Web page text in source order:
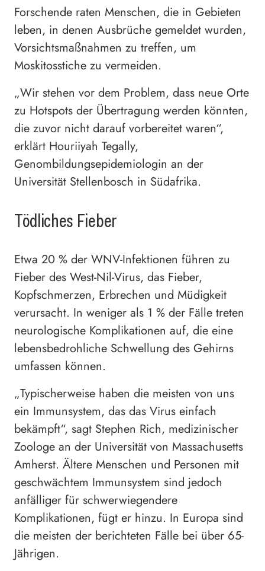
Forschende raten Menschen, die in Gebieten
leben, in denen Ausbrüche gemeldet wurden,
Vorsichtsmaßnahmen zu treffen, um
Moskitosstiche zu vermeiden.
„Wir stehen vor dem Problem, dass neue Orte
zu Hotspots der Übertragung werden könnten,
die zuvor nicht darauf vorbereitet waren“,
erklärt Houriiyah Tegally,
Genombildungsepidemiologin an der
Universität Stellenbosch in Südafrika.
Tödliches Fieber
Etwa 20 % der WNV-Infektionen führen zu
Fieber des West-Nil-Virus, das Fieber,
Kopfschmerzen, Erbrechen und Müdigkeit
verursacht. In weniger als 1 % der Fälle treten
neurologische Komplikationen auf, die eine
lebensbedrohliche Schwellung des Gehirns
umfassen können.
„Typischerweise haben die meisten von uns
ein Immunsystem, das das Virus einfach
bekämpft“, sagt Stephen Rich, medizinischer
Zoologe an der Universität von Massachusetts
Amherst. Ältere Menschen und Personen mit
geschwächtem Immunsystem sind jedoch
anfälliger für schwerwiegendere
Komplikationen, fügt er hinzu. In Europa sind
die meisten der berichteten Fälle bei über 65-
Jährigen.